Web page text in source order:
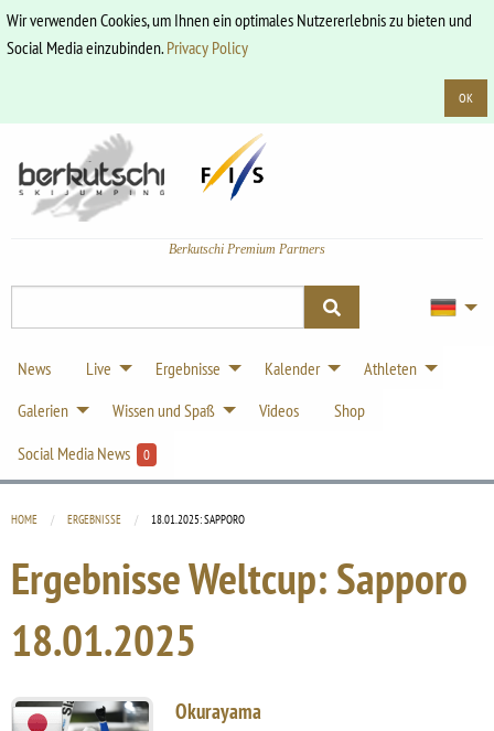
Wir verwenden Cookies, um Ihnen ein optimales Nutzererlebnis zu bieten und
Social Media einzubinden.Privacy Policy
OK
Berkutschi Premium Partners
News Live Ergebnisse Kalender
Athleten
Galerien
Wissen und Spaß Videos
Shop
Social Media News
0
HOME ERGEBNISSE CURRENT:
18.01.2025: SAPPORO
Ergebnisse Weltcup: Sapporo
18.01.2025
Okurayama